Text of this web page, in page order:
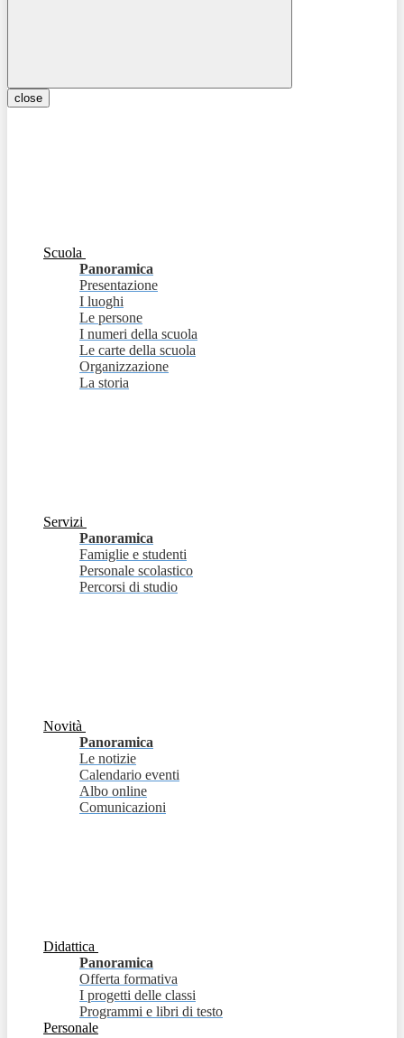
close
Scuola
Panoramica
Presentazione
I luoghi
Le persone
I numeri della scuola
Le carte della scuola
Organizzazione
La storia
Servizi
Panoramica
Famiglie e studenti
Personale scolastico
Percorsi di studio
Novità
Panoramica
Le notizie
Calendario eventi
Albo online
Comunicazioni
Didattica
Panoramica
Offerta formativa
I progetti delle classi
Programmi e libri di testo
Personale